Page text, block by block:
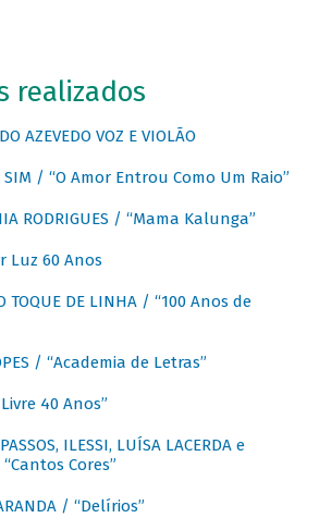
realizados
AZEVEDO VOZ E VIOLÃO
SIM / “O Amor Entrou Como Um Raio”
RODRIGUES / “Mama Kalunga”
Luz 60 Anos
TOQUE DE LINHA / “100 Anos de
/ “Academia de Letras”
40 Anos”
ILESSI, LUÍSA LACERDA e
Cores”
/ “Delírios”